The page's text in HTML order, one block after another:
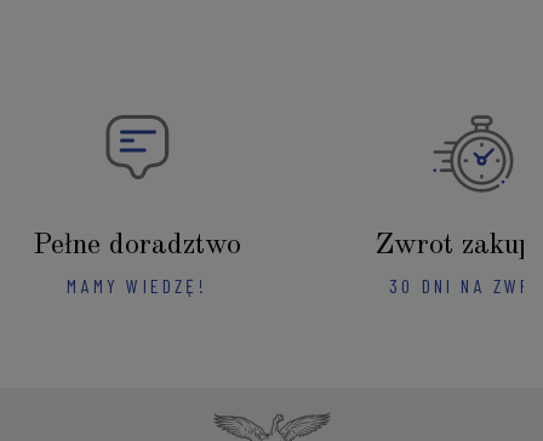
Pełne doradztwo
MAMY WIEDZĘ!
Zwrot
30 DNI NA